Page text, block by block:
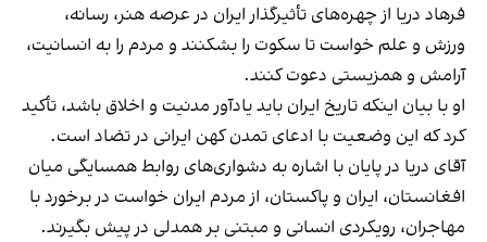
فرهاد دریا از چهره‌های تأثیرگذار ایران در عرصه هنر، رسانه،
ورزش و علم خواست تا سکوت را بشکنند و مردم را به انسانیت،
آرامش و همزیستی دعوت کنند.
او با بیان اینکه تاریخ ایران باید یادآور مدنیت و اخلاق باشد، تأکید
کرد که این وضعیت با ادعای تمدن کهن ایرانی در تضاد است.
آقای دریا در پایان با اشاره به دشواری‌های روابط همسایگی میان
افغانستان، ایران و پاکستان، از مردم ایران خواست در برخورد با
مهاجران، رویکردی انسانی و مبتنی بر همدلی در پیش بگیرند.